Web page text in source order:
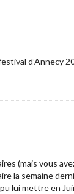
d’Annecy
(mais vous
la semaine
lui mettre en